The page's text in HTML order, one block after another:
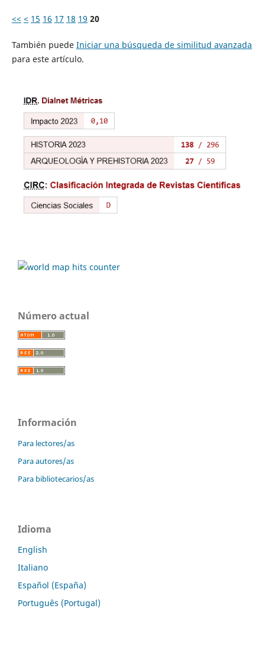
<< < 15 16 17 18 19 20
También puede Iniciar una búsqueda de similitud avanzada
para este artículo.
Número actual
Información
Para lectores/as
Para autores/as
Para bibliotecarios/as
Idioma
English
Italiano
Español (España)
Português (Portugal)